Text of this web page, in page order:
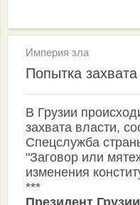
Империя зла
Попытка
В Грузии
захвата власти,
Спецслужба
"Заговор или
изменения
***
Президент